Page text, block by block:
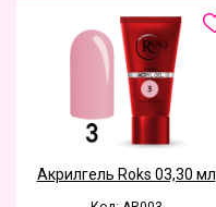
Акрилгель Roks 03,30 мл